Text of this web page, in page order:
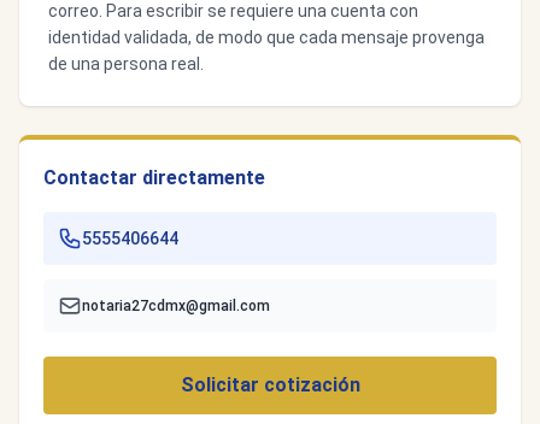
correo. Para escribir se requiere una cuenta con
identidad validada, de modo que cada mensaje provenga
de una persona real.
Contactar directamente
5555406644
notaria27cdmx@gmail.com
Solicitar cotización